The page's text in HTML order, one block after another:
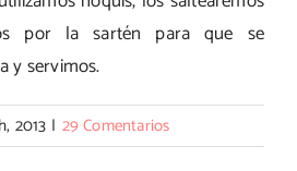
por la sartén para que se
y servimos.
2013 | 29 Comentarios